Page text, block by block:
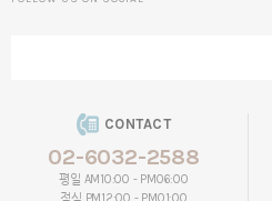
CONTACT
02-6032-2588
평일 AM10:00 - PM06:00